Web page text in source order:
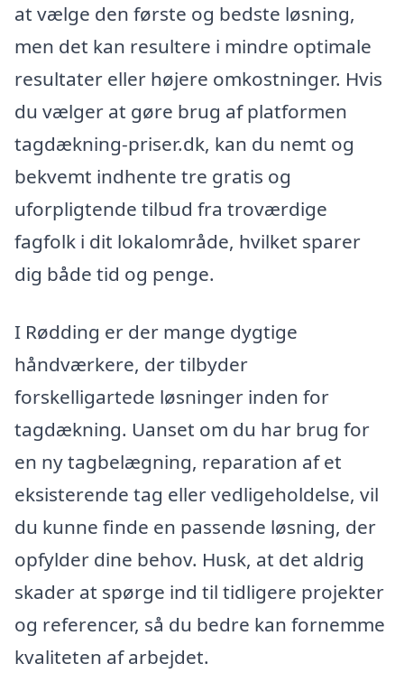
at vælge den første og bedste løsning,
men det kan resultere i mindre optimale
resultater eller højere omkostninger. Hvis
du vælger at gøre brug af platformen
tagdækning-priser.dk, kan du nemt og
bekvemt indhente tre gratis og
uforpligtende tilbud fra troværdige
fagfolk i dit lokalområde, hvilket sparer
dig både tid og penge.
I Rødding er der mange dygtige
håndværkere, der tilbyder
forskelligartede løsninger inden for
tagdækning. Uanset om du har brug for
en ny tagbelægning, reparation af et
eksisterende tag eller vedligeholdelse, vil
du kunne finde en passende løsning, der
opfylder dine behov. Husk, at det aldrig
skader at spørge ind til tidligere projekter
og referencer, så du bedre kan fornemme
kvaliteten af arbejdet.